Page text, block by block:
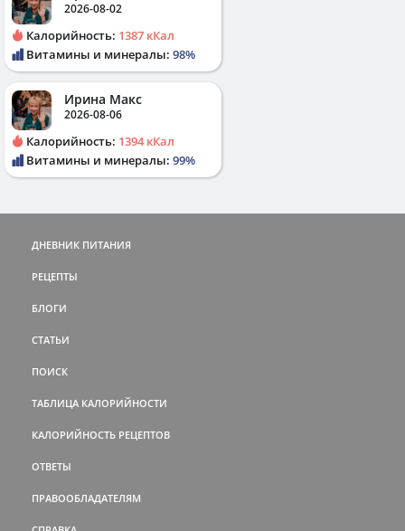
2026-08-02
Калорийность: 1387 кКал
Витамины и минералы: 98%
Ирина Макс
2026-08-06
Калорийность: 1394 кКал
Витамины и минералы: 99%
ДНЕВНИК ПИТАНИЯ
РЕЦЕПТЫ
БЛОГИ
СТАТЬИ
ПОИСК
ТАБЛИЦА КАЛОРИЙНОСТИ
КАЛОРИЙНОСТЬ РЕЦЕПТОВ
ОТВЕТЫ
ПРАВООБЛАДАТЕЛЯМ